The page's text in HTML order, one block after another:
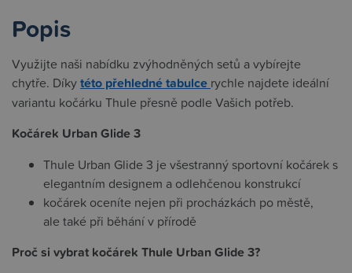
Popis
Využijte naši nabídku zvýhodněných setů a vybírejte
chytře. Díkytéto přehledné tabulce rychle najdete ideální
variantu kočárku Thule přesně podle Vašich potřeb.
Kočárek Urban Glide 3
Thule Urban Glide 3 je všestranný sportovní kočárek s
elegantním designem a odlehčenou konstrukcí
kočárek oceníte nejen při procházkách po městě,
ale také při běhání v přírodě
Proč si vybrat kočárek Thule Urban Glide 3?